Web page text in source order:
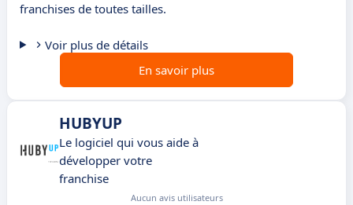
franchises de toutes tailles.
Voir plus de détails
En savoir plus
HUBYUP
Le logiciel qui vous aide à
développer votre
franchise
Aucun avis utilisateurs